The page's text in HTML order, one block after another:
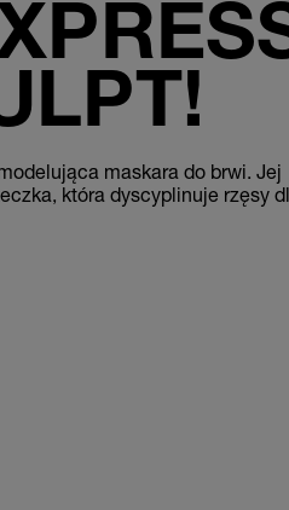
maskara do brwi. Jej
która dyscyplinuje rzęsy